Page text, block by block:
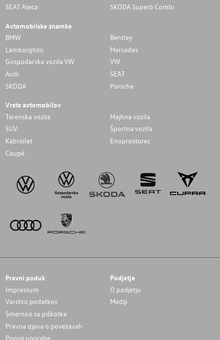
SEAT Ateca
SKODA Superb Combi
Avtomobilske znamke
BMW
Bentley
Lamborghini
Mercedes
Gospodarska vozila VW
VW
Audi
SEAT
SKODA
Porsche
Vrste avtomobilov
Terenska vozila
Majhna vozila
SUV
Športna vozila
Kabriolet
Enoprostorec
Coupé
Pravni poduk
Impressum
Varstvo podatkov
Smernice za piškotke
Pravna izjava o povezavah
Pogoji uporabe
Podjetje
O podjetju
Mediji